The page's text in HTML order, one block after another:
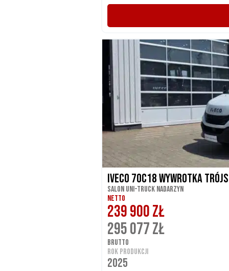
Iveco 70C18 Wywrotka
Salon UNI-TRUCK Nadarzyn
NETTO
239 900 ZŁ
295 077 ZŁ
BRUTTO
ROK PRODUKCJI
2025